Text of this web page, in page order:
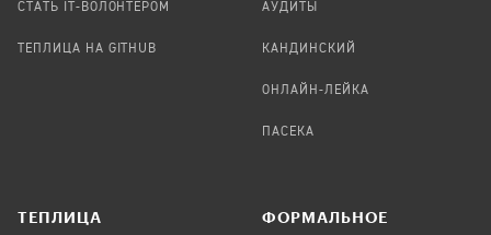
СТАТЬ IT-ВОЛОНТЕРОМ
ТЕПЛИЦА НА GITHUB
АУДИТЫ
КАНДИНСКИЙ
ОНЛАЙН-ЛЕЙКА
ПАСЕКА
TЕПЛИЦА ФОРМАЛЬНОЕ